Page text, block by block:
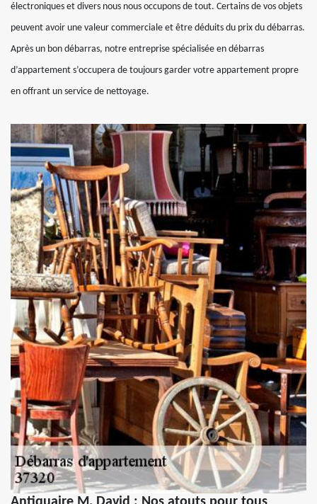
électroniques et divers nous nous occupons de tout. Certains de vos objets
peuvent avoir une valeur commerciale et être déduits du prix du débarras.
Après un bon débarras, notre entreprise spécialisée en débarras
d’appartement s’occupera de toujours garder votre appartement propre
en offrant un service de nettoyage.